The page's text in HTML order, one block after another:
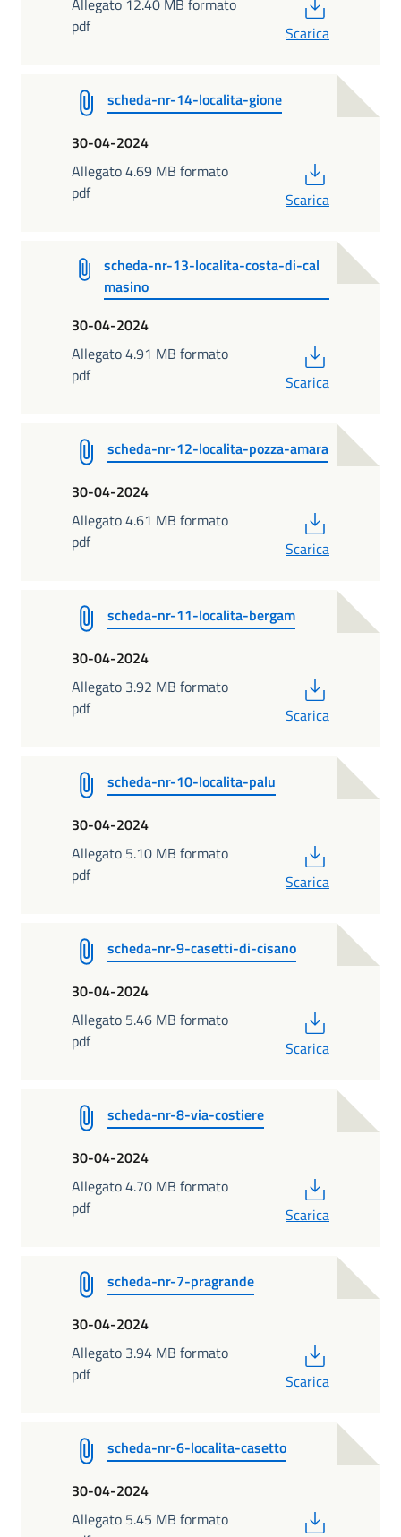
Allegato 12.40 MB formato
pdf
Scarica
scheda-nr-14-localita-gione
30-04-2024
Allegato 4.69 MB formato
pdf
Scarica
scheda-nr-13-localita-costa-di-cal
masino
30-04-2024
Allegato 4.91 MB formato
pdf
Scarica
scheda-nr-12-localita-pozza-amara
30-04-2024
Allegato 4.61 MB formato
pdf
Scarica
scheda-nr-11-localita-bergam
30-04-2024
Allegato 3.92 MB formato
pdf
Scarica
scheda-nr-10-localita-palu
30-04-2024
Allegato 5.10 MB formato
pdf
Scarica
scheda-nr-9-casetti-di-cisano
30-04-2024
Allegato 5.46 MB formato
pdf
Scarica
scheda-nr-8-via-costiere
30-04-2024
Allegato 4.70 MB formato
pdf
Scarica
scheda-nr-7-pragrande
30-04-2024
Allegato 3.94 MB formato
pdf
Scarica
scheda-nr-6-localita-casetto
30-04-2024
Allegato 5.45 MB formato